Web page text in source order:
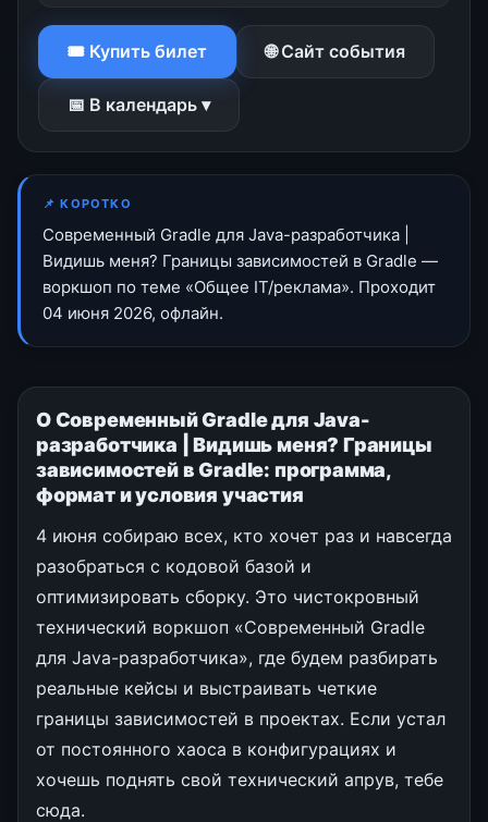
🎟 Купить билет 🌐 Сайт события
📅 В календарь ▾
📌 КОРОТКО
Современный Gradle для Java-разработчика |
Видишь меня? Границы зависимостей в Gradle —
воркшоп по теме «Общее IT/реклама». Проходит
04 июня 2026, офлайн.
О Современный Gradle для Java-
разработчика | Видишь меня? Границы
зависимостей в Gradle: программа,
формат и условия участия
4 июня собираю всех, кто хочет раз и навсегда
разобраться с кодовой базой и
оптимизировать сборку. Это чистокровный
технический воркшоп «Современный Gradle
для Java-разработчика», где будем разбирать
реальные кейсы и выстраивать четкие
границы зависимостей в проектах. Если устал
от постоянного хаоса в конфигурациях и
хочешь поднять свой технический апрув, тебе
сюда.